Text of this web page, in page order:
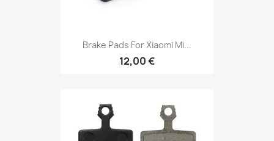
Brake Pads For Xiaomi Mi...
12,00 €